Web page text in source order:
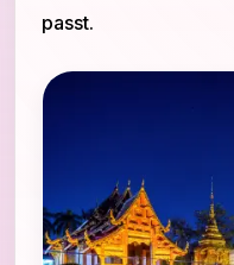
passt.